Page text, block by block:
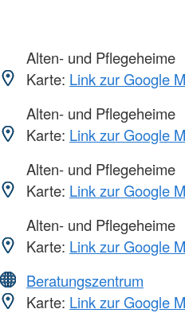
Alten- und Pflegeheime
Karte: Link zur Google
Alten- und Pflegeheime
Karte: Link zur Google
Alten- und Pflegeheime
Karte: Link zur Google
Alten- und Pflegeheime
Karte: Link zur Google
Beratungszentrum
Karte: Link zur Google